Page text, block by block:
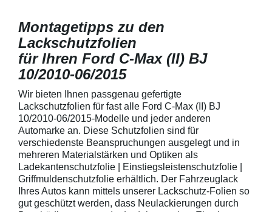
Montagetipps zu den
Lackschutzfolien
für Ihren Ford C-Max (II) BJ
10/2010-06/2015
Wir bieten Ihnen passgenau gefertigte
Lackschutzfolien für fast alle Ford C-Max (II) BJ
10/2010-06/2015-Modelle und jeder anderen
Automarke an. Diese Schutzfolien sind für
verschiedenste Beanspruchungen ausgelegt und in
mehreren Materialstärken und Optiken als
Ladekantenschutzfolie | Einstiegsleistenschutzfolie |
Griffmuldenschutzfolie erhältlich. Der Fahrzeuglack
Ihres Autos kann mittels unserer Lackschutz-Folien so
gut geschützt werden, dass Neulackierungen durch